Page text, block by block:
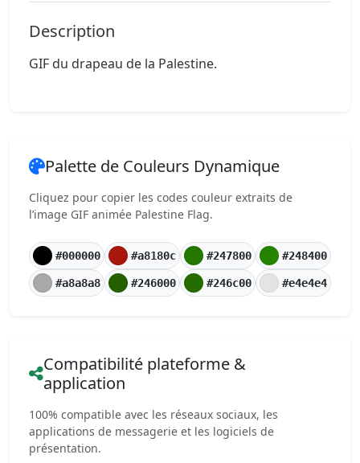
Description
GIF du drapeau de la Palestine.
Palette de Couleurs Dynamique
Cliquez pour copier les codes couleur extraits de
l’image GIF animée Palestine Flag.
#000000 #a8180c #247800 #248400
#a8a8a8 #246000 #246c00 #e4e4e4
Compatibilité plateforme &
application
100% compatible avec les réseaux sociaux, les
applications de messagerie et les logiciels de
présentation.